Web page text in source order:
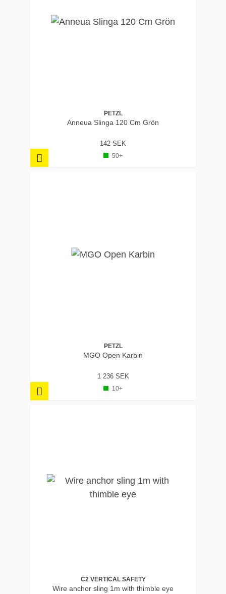
PETZL
Anneua Slinga 120 Cm Grön
142 SEK
50+
PETZL
MGO Open Karbin
1 236 SEK
10+
C2 VERTICAL SAFETY
Wire anchor sling 1m with thimble eye